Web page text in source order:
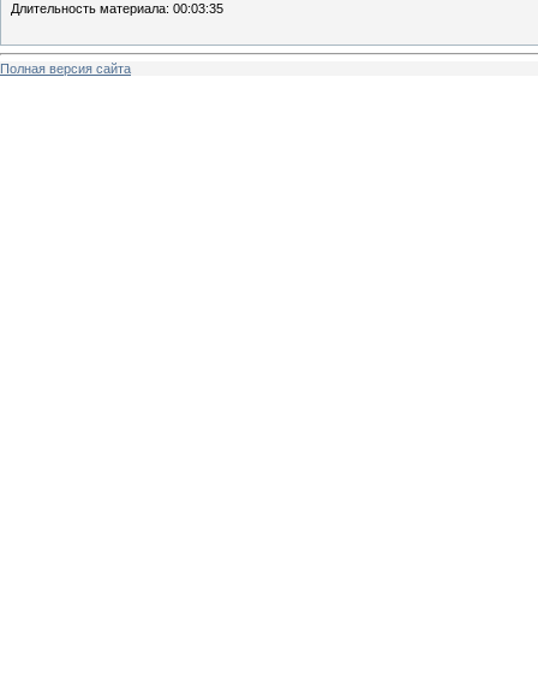
Длительность материала: 00:03:35
Полная версия сайта